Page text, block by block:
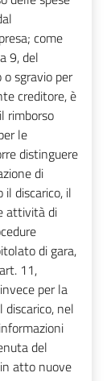
come
9, del
sgravio per
creditore, è
rimborso
le
distinguere
di
discarico, il
attività di
di gara,
11,
per la
nel
del
atto nuove